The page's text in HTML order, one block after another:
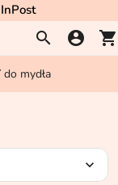
search account_circle shopping_cart
mydła
expand_more